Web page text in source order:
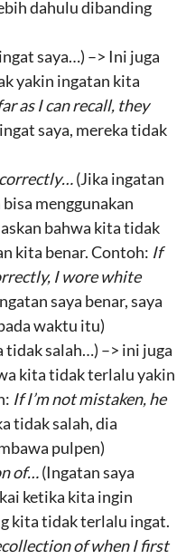
dahulu dibanding
saya…) –> Ini juga
yakin ingatan kita
as I can recall, they
saya, mereka tidak
correctly…(Jika ingatan
menggunakan
bahwa kita tidak
kita benar. Contoh: If
I wore white
saya benar, saya
waktu itu)
tidak salah…) –> ini juga
kita tidak terlalu yakin
If I’m not mistaken, he
tidak salah, dia
pulpen)
of…(Ingatan saya
ketika kita ingin
kita tidak terlalu ingat.
of when I first